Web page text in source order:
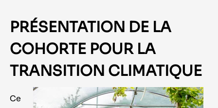
PRÉSENTATION DE LA
COHORTE POUR LA
TRANSITION CLIMATIQUE
Ce